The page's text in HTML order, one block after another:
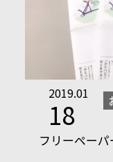
2019.01
18
フリーペー